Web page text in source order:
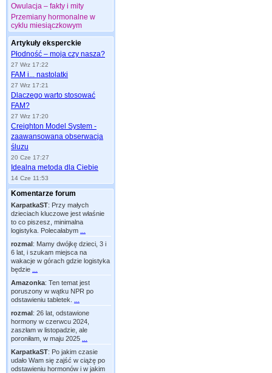
Owulacja – fakty i mity
Przemiany hormonalne w
cyklu miesiączkowym
Artykuły eksperckie
Płodność – moja czy nasza?
27 Wrz 17:22
FAM i... nastolatki
27 Wrz 17:21
Dlaczego warto stosować
FAM?
27 Wrz 17:20
Creighton Model System -
zaawansowana obserwacja
śluzu
20 Cze 17:27
Idealna metoda dla Ciebie
14 Cze 11:53
Komentarze forum
KarpatkaST: Przy małych
dzieciach kluczowe jest właśnie
to co piszesz, minimalna
logistyka. Polecałabym
rozmal: Mamy dwójkę dzieci, 3 i
6 lat, i szukam miejsca na
wakacje w górach gdzie logistyka
będzie
Amazonka: Ten temat jest
poruszony w wątku NPR po
odstawieniu tabletek.
rozmal: 26 lat, odstawione
hormony w czerwcu 2024,
zaszłam w listopadzie, ale
poroniłam, w maju 2025
KarpatkaST: Po jakim czasie
udało Wam się zajść w ciążę po
odstawieniu hormonów i w jakim